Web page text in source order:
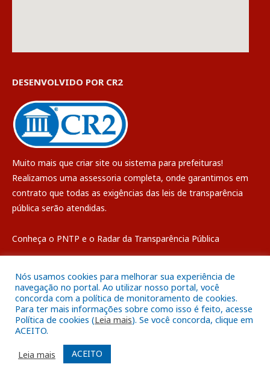
DESENVOLVIDO POR CR2
Muito mais que criar site ou sistema para prefeituras!
Realizamos uma assessoria completa, onde garantimos em
contrato que todas as exigências das leis de transparência
pública serão atendidas.
Conheça o PNTP e o Radar da Transparência Pública
Todos os direitos reservados a Câmara Municipal de Breves
Mapa do Site
Acessar o Webmail
Nós usamos cookies para melhorar sua experiência de
navegação no portal. Ao utilizar nosso portal, você
concorda com a política de monitoramento de cookies.
Para ter mais informações sobre como isso é feito, acesse
Política de cookies (Leia mais). Se você concorda, clique em
ACEITO.
Leia mais
ACEITO